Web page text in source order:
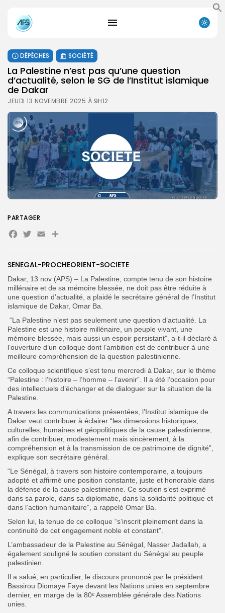
for:
FR
DÉPÊCHES SOCIÉTÉ
La Palestine n’est pas qu’une question
d’actualité, selon le SG de l’Institut islamique
de Dakar
JEUDI 13 NOVEMBRE 2025 À 9H12
SENEGAL-PROCHEORIENT-SOCIETE
Dakar, 13 nov (APS) – La Palestine, compte tenu de son histoire
millénaire et de sa mémoire blessée, ne doit pas être réduite à
une question d’actualité, a plaidé le secrétaire général de l’Institut
islamique de Dakar, Omar Ba.
“La Palestine n’est pas seulement une question d’actualité. La
Palestine est une histoire millénaire, un peuple vivant, une
mémoire blessée, mais aussi un espoir persistant”, a-t-il déclaré à
l’ouverture d’un colloque dont l’ambition est de contribuer à une
meilleure compréhension de la question palestinienne.
Ce colloque scientifique s’est tenu mercredi à Dakar, sur le thème
“Palestine : l’histoire – l’homme – l’avenir”. Il a été l’occasion pour
des intellectuels d’échanger et de dialoguer sur la situation de la
Palestine.
A travers les communications présentées, l’Institut islamique de
Dakar veut contribuer à éclairer “les dimensions historiques,
culturelles, humaines et géopolitiques de la cause palestinienne,
afin de contribuer, modestement mais sincèrement, à la
compréhension et à la transmission de ce patrimoine de dignité”,
explique son secrétaire général.
“Le Sénégal, à travers son histoire contemporaine, a toujours
adopté et affirmé une position constante, juste et honorable dans
la défense de la cause palestinienne. Ce soutien s’est exprimé
dans sa parole, dans sa diplomatie, dans la solidarité politique et
dans l’action humanitaire”, a rappelé Omar Ba.
Selon lui, la tenue de ce colloque “s’inscrit pleinement dans la
continuité de cet engagement noble et constant”.
L’ambassadeur de la Palestine au Sénégal, Nasser Jadallah, a
également souligné le soutien constant du Sénégal au peuple
palestinien.
Il a salué, en particulier, le discours prononcé par le président
Bassirou Diomaye Faye devant les Nations unies en septembre
dernier, en marge de la 80ᵉ Assemblée générale des Nations
unies.
PARTAGER
Facebook
Twitter
EmailPartager